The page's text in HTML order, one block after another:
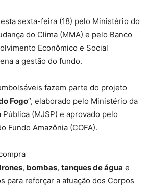
sexta-feira (18) pelo Ministério do
do Clima (MMA) e pelo Banco
Econômico e Social
a gestão do fundo.
fazem parte do projeto
Fogo”, elaborado pelo Ministério da
(MJSP) e aprovado pelo
Fundo Amazônia (COFA).
, bombas, tanques de água e
para reforçar a atuação dos Corpos